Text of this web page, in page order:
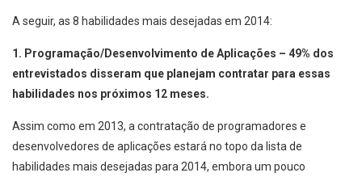
A seguir, as 8 habilidades mais desejadas em 2014:
1. Programação/Desenvolvimento de Aplicações – 49% dos
entrevistados disseram que planejam contratar para essas
habilidades nos próximos 12 meses.
Assim como em 2013, a contratação de programadores e
desenvolvedores de aplicações estará no topo da lista de
habilidades mais desejadas para 2014, embora um pouco